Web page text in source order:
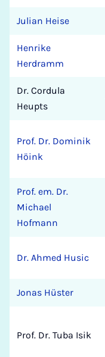
Julian Heise
Henrike
Herdramm
Dr. Cordula
Heupts
Prof. Dr. Dominik
Höink
Prof. em. Dr.
Michael
Hofmann
Dr. Ahmed Husic
Jonas Hüster
Prof. Dr. Tuba Isik